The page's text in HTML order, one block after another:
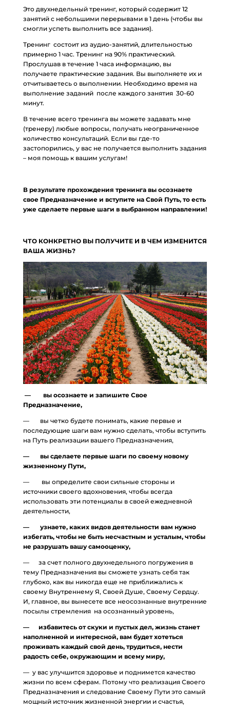
Это двухнедельный тренинг, который содержит 12
занятий с небольшими перерывами в 1 день (чтобы вы
смогли успеть выполнить все задания).
Тренинг состоит из аудио-занятий, длительностью
примерно 1 час. Тренинг на 90% практический.
Прослушав в течение 1 часа информацию, вы
получаете практические задания. Вы выполняете их и
отчитываетесь о выполнении. Необходимо время на
выполнение заданий после каждого занятия 30-60
минут.
В течение всего тренинга вы можете задавать мне
(тренеру) любые вопросы, получать неограниченное
количество консультаций. Если вы где-то
застопорились, у вас не получается выполнить задания
– моя помощь к вашим услугам!
В результате прохождения тренинга вы осознаете
свое Предназначение и вступите на Свой Путь, то есть
уже сделаете первые шаги в выбранном направлении!
ЧТО КОНКРЕТНО ВЫ ПОЛУЧИТЕ И В ЧЕМ ИЗМЕНИТСЯ
ВАША ЖИЗНЬ?
— вы осознаете и запишите Свое
Предназначение,
— вы четко будете понимать, какие первые и
последующие шаги вам нужно сделать, чтобы вступить
на Путь реализации вашего Предназначения,
— вы сделаете первые шаги по своему новому
жизненному Пути,
— вы определите свои сильные стороны и
источники своего вдохновения, чтобы всегда
использовать эти потенциалы в своей ежедневной
деятельности,
— узнаете, каких видов деятельности вам нужно
избегать, чтобы не быть несчастным и усталым, чтобы
не разрушать вашу самооценку,
— за счет полного двухнедельного погружения в
тему Предназначения вы сможете узнать себя так
глубоко, как вы никогда еще не приближались к
своему Внутреннему Я, Своей Душе, Своему Сердцу.
И, главное, вы вынесете все неосознанные внутренние
посылы стремления на осознанный уровень,
— избавитесь от скуки и пустых дел, жизнь станет
наполненной и интересной, вам будет хотеться
проживать каждый свой день, трудиться, нести
радость себе, окружающим и всему миру,
— у вас улучшится здоровье и поднимется качество
жизни по всем сферам. Потому что реализация Своего
Предназначения и следование Своему Пути это самый
мощный источник жизненной энергии и счастья,